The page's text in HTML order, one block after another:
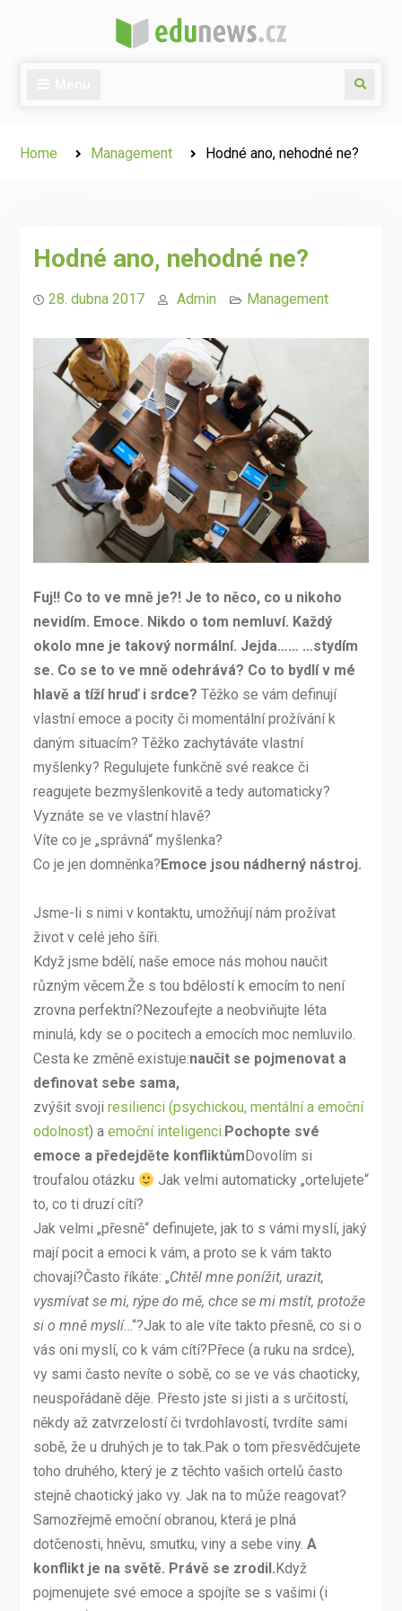
Search
Home Management Hodné ano, nehodné ne?
Hodné ano, nehodné ne?
28. dubna 2017 Admin Management
Fuj!! Co to ve mně je?! Je to něco, co u nikoho
nevidím. Emoce. Nikdo o tom nemluví. Každý
okolo mne je takový normální. Jejda…… …stydím
se. Co se to ve mně odehrává? Co to bydlí v mé
hlavě a tíží hruď i srdce? Těžko se vám definují
vlastní emoce a pocity či momentální prožívání k
daným situacím? Těžko zachytáváte vlastní
myšlenky? Regulujete funkčně své reakce či
reagujete bezmyšlenkovitě a tedy automaticky?
Vyznáte se ve vlastní hlavě?
Víte co je „správná“ myšlenka?
Co je jen domněnka?Emoce jsou nádherný nástroj.
Jsme-li s nimi v kontaktu, umožňují nám prožívat
život v celé jeho šíři.
Když jsme bdělí, naše emoce nás mohou naučit
různým věcem.Že s tou bdělostí k emocím to není
zrovna perfektní?Nezoufejte a neobviňujte léta
minulá, kdy se o pocitech a emocích moc nemluvilo.
Cesta ke změně existuje:naučit se pojmenovat a
definovat sebe sama,
zvýšit svoji resilienci (psychickou, mentální a emoční
odolnost) a emoční inteligenci.Pochopte své
emoce a předejděte konfliktůmDovolím si
troufalou otázku
Jak velmi automaticky „ortelujete“
to, co ti druzí cítí?
Jak velmi „přesně“ definujete, jak to s vámi myslí, jaký
mají pocit a emoci k vám, a proto se k vám takto
chovají?Často říkáte: „Chtěl mne ponížit, urazit,
vysmívat se mi, rýpe do mě, chce se mi mstít, protože
si o mně myslí…“?Jak to ale víte takto přesně, co si o
vás oni myslí, co k vám cítí?Přece (a ruku na srdce),
vy sami často nevíte o sobě, co se ve vás chaoticky,
neuspořádaně děje. Přesto jste si jisti a s určitostí,
někdy až zatvrzelostí či tvrdohlavostí, tvrdíte sami
sobě, že u druhých je to tak.Pak o tom přesvědčujete
toho druhého, který je z těchto vašich ortelů často
stejně chaotický jako vy. Jak na to může reagovat?
Samozřejmě emoční obranou, která je plná
dotčenosti, hněvu, smutku, viny a sebe viny. A
konflikt je na světě. Právě se zrodil.Když
pojmenujete své emoce a spojíte se s vašimi (i